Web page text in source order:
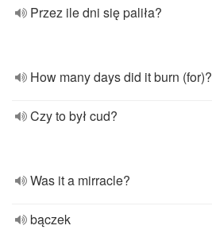
Przez ile dni się paliła?
How many days did it burn (for)?
Czy to był cud?
Was it a mirracle?
bączek